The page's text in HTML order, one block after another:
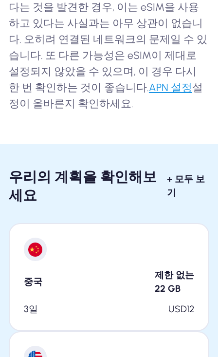
다는 것을 발견한 경우, 이는 eSIM을 사용
하고 있다는 사실과는 아무 상관이 없습니
다. 오히려 연결된 네트워크의 문제일 수 있
습니다. 또 다른 가능성은 eSIM이 제대로
설정되지 않았을 수 있으며, 이 경우 다시
한 번 확인하는 것이 좋습니다.APN 설정설
정이 올바른지 확인하세요.
우리의 계획을 확인해보
세요
+ 모두 보
기
중국
제한 없는
22 GB
3일
USD12